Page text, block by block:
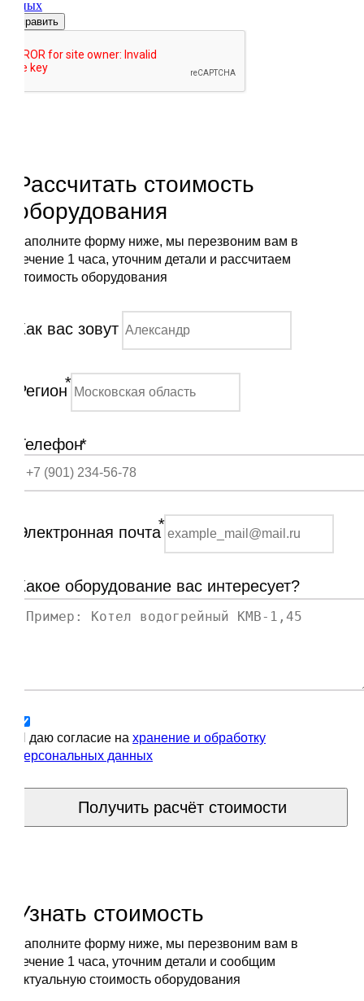
данных
Отправить
Рассчитать стоимость
оборудования
Заполните форму ниже, мы перезвоним вам в
течение 1 часа, уточним детали и рассчитаем
стоимость оборудования
Как вас зовут
Регион*
Телефон*
Электронная почта*
Какое оборудование вас интересует?
Я даю согласие на хранение и обработку
персональных данных
Получить расчёт стоимости
Узнать стоимость
Заполните форму ниже, мы перезвоним вам в
течение 1 часа, уточним детали и сообщим
актуальную стоимость оборудования